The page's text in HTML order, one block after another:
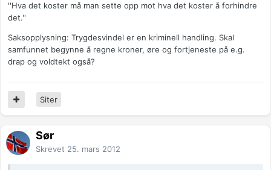
''Hva det koster må man sette opp mot hva det koster å forhindre
det.''
Saksopplysning: Trygdesvindel er en kriminell handling. Skal
samfunnet begynne å regne kroner, øre og fortjeneste på e.g.
drap og voldtekt også?
Siter
Sør
Skrevet 25. mars 2012